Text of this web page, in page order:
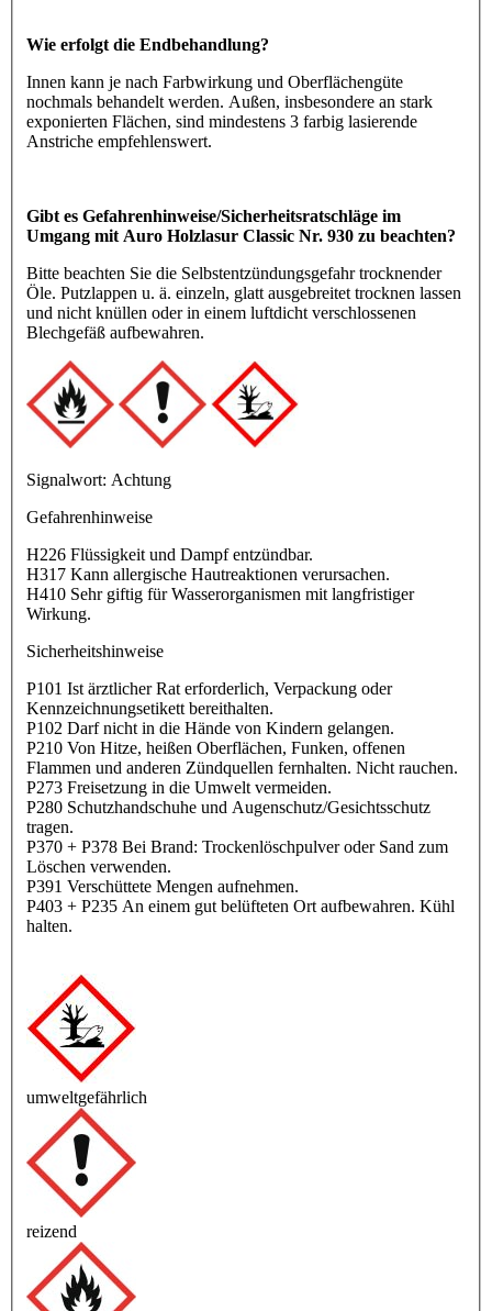
Wie erfolgt die Endbehandlung?
Innen kann je nach Farbwirkung und Oberflächengüte
nochmals behandelt werden. Außen, insbesondere an stark
exponierten Flächen, sind mindestens 3 farbig lasierende
Anstriche empfehlenswert.
Gibt es Gefahrenhinweise/Sicherheitsratschläge im
Umgang mit Auro Holzlasur Classic Nr. 930 zu beachten?
Bitte beachten Sie die Selbstentzündungsgefahr trocknender
Öle. Putzlappen u. ä. einzeln, glatt ausgebreitet trocknen lassen
und nicht knüllen oder in einem luftdicht verschlossenen
Blechgefäß aufbewahren.
Signalwort: Achtung
Gefahrenhinweise
H226 Flüssigkeit und Dampf entzündbar.
H317 Kann allergische Hautreaktionen verursachen.
H410 Sehr giftig für Wasserorganismen mit langfristiger
Wirkung.
Sicherheitshinweise
P101 Ist ärztlicher Rat erforderlich, Verpackung oder
Kennzeichnungsetikett bereithalten.
P102 Darf nicht in die Hände von Kindern gelangen.
P210 Von Hitze, heißen Oberflächen, Funken, offenen
Flammen und anderen Zündquellen fernhalten. Nicht rauchen.
P273 Freisetzung in die Umwelt vermeiden.
P280 Schutzhandschuhe und Augenschutz/Gesichtsschutz
tragen.
P370 + P378 Bei Brand: Trockenlöschpulver oder Sand zum
Löschen verwenden.
P391 Verschüttete Mengen aufnehmen.
P403 + P235 An einem gut belüfteten Ort aufbewahren. Kühl
halten.
umweltgefährlich
reizend